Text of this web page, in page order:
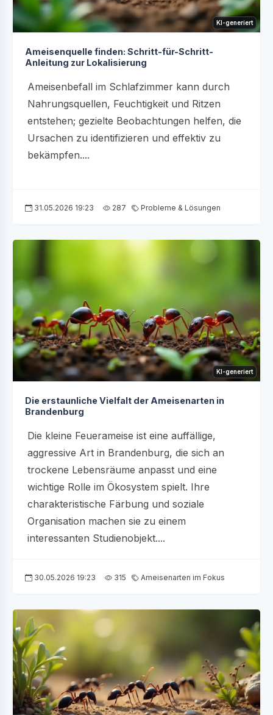
KI-generiert
Ameisenquelle finden: Schritt-für-Schritt-
Anleitung zur Lokalisierung
Ameisenbefall im Schlafzimmer kann durch
Nahrungsquellen, Feuchtigkeit und Ritzen
entstehen; gezielte Beobachtungen helfen, die
Ursachen zu identifizieren und effektiv zu
bekämpfen....
31.05.2026 19:23 287 Probleme & Lösungen
KI-generiert
Die erstaunliche Vielfalt der Ameisenarten in
Brandenburg
Die kleine Feuerameise ist eine auffällige,
aggressive Art in Brandenburg, die sich an
trockene Lebensräume anpasst und eine
wichtige Rolle im Ökosystem spielt. Ihre
charakteristische Färbung und soziale
Organisation machen sie zu einem
interessanten Studienobjekt....
30.05.2026 19:23 315 Ameisenarten im Fokus